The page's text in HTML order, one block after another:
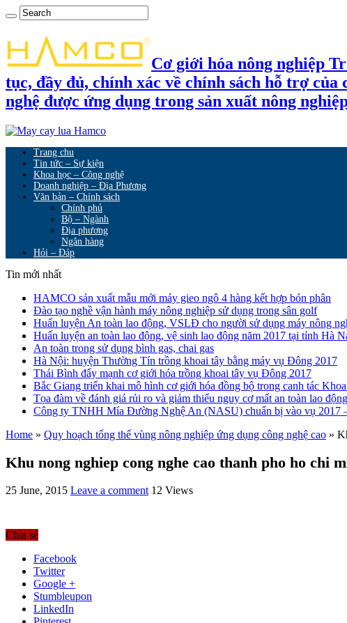
Cơ giới hóa nông nghiệp
tục, đầy đủ, chính xác về chính sách hỗ trợ
nghệ được ứng dụng trong sản xuất nông
Trang chu
Tin tức – Sự kiện
Khoa học – Công nghệ
Doanh nghiệp – Địa Phương
Văn bản – Chính sách
Chính phủ
Bộ – Ngành
Địa phương
Ngân hàng
Hỏi – Đáp
Tin mới nhất
HAMCO sản xuất mẫu mới máy gieo ngô 4 hàng kết hợp bón phân
Đào tạo nghề vận hành máy nông nghiệp sử dụng trong sân golf
Huấn luyện An toàn lao động, VSLĐ cho người sử dụng máy nông
Huấn luyện an toàn lao động, vệ sinh lao động năm 2017 tại tỉnh Hà
An toàn trong sử dụng bình gas, chai gas
Hà Nội: huyện Thường Tín trồng khoai tây bằng máy vụ Đông 2017
Thái Bình đẩy mạnh cơ giới hóa trồng khoai tây vụ Đông 2017
Bắc Giang triển khai mô hình cơ giới hóa đồng bộ trong canh tác
Tọa đàm về đánh giá rủi ro và giảm thiểu nguy cơ mất an toàn lao
Công ty TNHH Mía Đường Nghệ An (NASU) chuẩn bị vào vụ 2017
Home » Quy hoạch tổng thể vùng nông nghiệp ứng dụng công nghệ cao »
Khu nong nghiep cong nghe cao thanh pho ho chi
25 June, 2015 Leave a comment 12 Views
Chia sẻ
Facebook
Twitter
Google +
Stumbleupon
LinkedIn